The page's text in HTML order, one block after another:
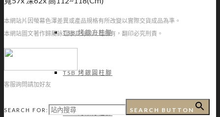
TSB 烤銀方柱腳
TSB 烤銀圓柱腳
TSA 烤銀方柱腳
本網站片因螢幕色澤差異或產品規格有所改變以實際交貨成品為準。
本網站圖文著作歸屬詠翊家具有限公司所有，翻印必究刑責。
客服詢問請加好友
SEARCH FOR: SEARCH BUTTON